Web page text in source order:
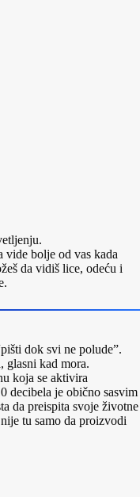
vide bolje od vas kada
da vidiš lice, odeću i
dok svi ne polude”.
glasni kad mora.
koja se aktivira
decibela je obično sasvim
da preispita svoje životne
tu samo da proizvodi